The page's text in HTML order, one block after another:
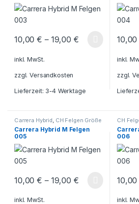
10,00€ – 19,00 €
Dieses Produkt weist mehrere
inkl. MwSt.
zzgl.Versandkosten
Lieferzeit: 3-4 Werktage
inkl.
zzgl.
Carrera Hybrid, CH Felgen Größe
M
Carrera Hybrid M Felgen
005
10,00€ – 19,00 €
Dieses Produkt weist mehrere
inkl. MwSt.
CH
Hybrid
006
inkl.